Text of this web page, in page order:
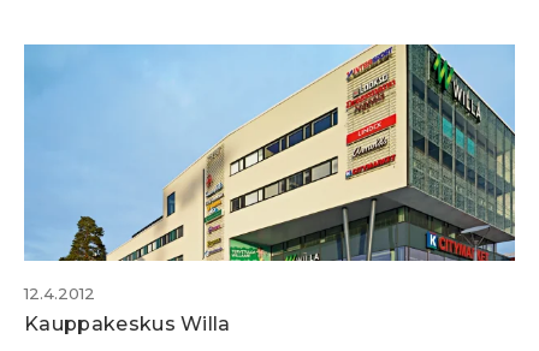
12.4.2012
Kauppakeskus Willa